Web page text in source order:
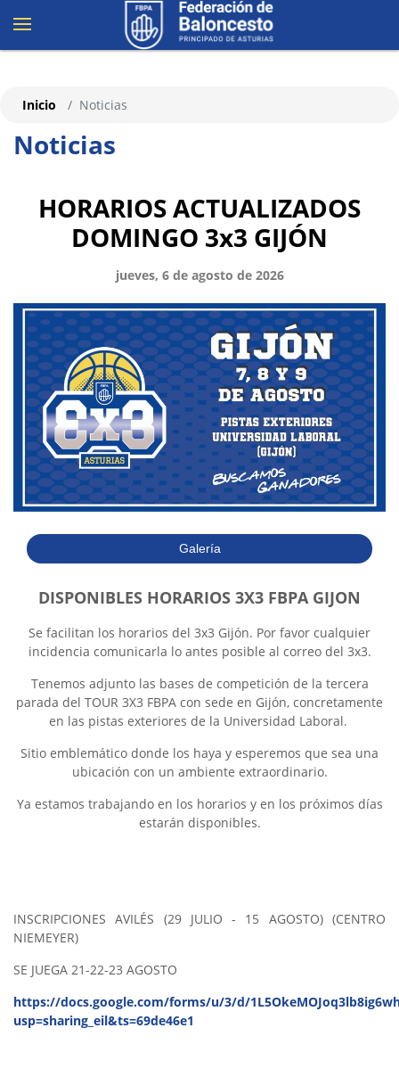
Noticias
Inicio Noticias
HORARIOS ACTUALIZADOS
DOMINGO 3x3 GIJÓN
jueves, 6 de agosto de 2026
Galería
DISPONIBLES HORARIOS 3X3 FBPA GIJON
Se facilitan los horarios del 3x3 Gijón. Por favor cualquier
incidencia comunicarla lo antes posible al correo del 3x3.
Tenemos adjunto las bases de competición de la tercera
parada del TOUR 3X3 FBPA con sede en Gijón, concretamente
en las pistas exteriores de la Universidad Laboral.
Sitio emblemático donde los haya y esperemos que sea una
ubicación con un ambiente extraordinario.
Ya estamos trabajando en los horarios y en los próximos días
estarán disponibles.
INSCRIPCIONES AVILÉS (29 JULIO - 15 AGOSTO) (CENTRO
NIEMEYER)
SE JUEGA 21-22-23 AGOSTO
https://docs.google.com/forms/u/3/d/
usp=sharing_eil&ts=69de46e1